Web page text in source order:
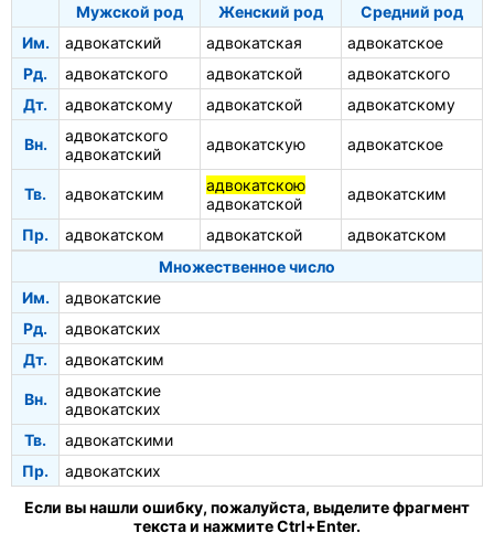
Мужской род
Женский род
Средний род
Им.
адвокатский адвокатская
адвокатское
Рд.
адвокатского адвокатской
адвокатского
Дт.
адвокатскому адвокатской адвокатскому
Вн.
адвокатского
адвокатский
адвокатскую адвокатское
Тв. адвокатским
адвокатскою
адвокатской
адвокатским
Пр. адвокатском адвокатской
адвокатском
Множественное число
Им.
адвокатские
Рд.
адвокатских
Дт.
адвокатским
Вн.
адвокатские
адвокатских
Тв.
адвокатскими
Пр.
адвокатских
Если вы нашли ошибку, пожалуйста, выделите фрагмент
текста и нажмите Ctrl+Enter.